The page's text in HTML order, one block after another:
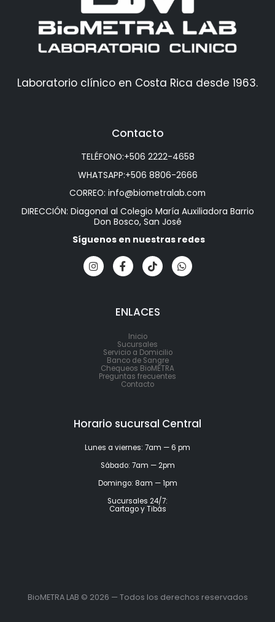
Laboratorio clínico en Costa Rica desde 1963.
Contacto
TELÉFONO:+506 2222-4658
WHATSAPP:+506 8806-2666
CORREO: info@biometralab.com
DIRECCIÓN: Diagonal al Colegio María Auxiliadora Barrio
Don Bosco, San José
Síguenos en nuestras redes
ENLACES
Inicio
Sucursales
Servicio a Domicilio
Banco de Sangre
Chequeos BioMETRA
Preguntas frecuentes
Contacto
Horario sucursal Central
Lunes a viernes: 7am — 6 pm
Sábado: 7am — 2pm
Domingo: 8am — 1pm
Sucursales 24/7:
Cartago y Tibás
BioMETRA LAB © 2026 — Todos los derechos reservados